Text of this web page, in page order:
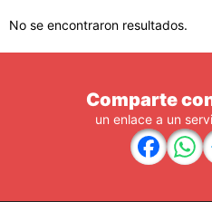
No se encontraron resultados.
Comparte
un enlace a un